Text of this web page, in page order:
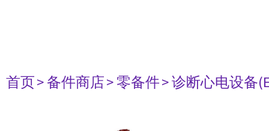
首页> 备件商店> 零备件> 诊断心电设备